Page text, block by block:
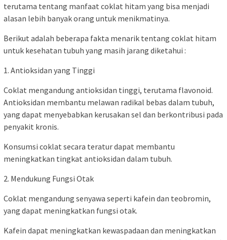
terutama tentang manfaat coklat hitam yang bisa menjadi
alasan lebih banyak orang untuk menikmatinya.
Berikut adalah beberapa fakta menarik tentang coklat hitam
untuk kesehatan tubuh yang masih jarang diketahui :
1. Antioksidan yang Tinggi
Coklat mengandung antioksidan tinggi, terutama flavonoid.
Antioksidan membantu melawan radikal bebas dalam tubuh,
yang dapat menyebabkan kerusakan sel dan berkontribusi pada
penyakit kronis.
Konsumsi coklat secara teratur dapat membantu
meningkatkan tingkat antioksidan dalam tubuh.
2. Mendukung Fungsi Otak
Coklat mengandung senyawa seperti kafein dan teobromin,
yang dapat meningkatkan fungsi otak.
Kafein dapat meningkatkan kewaspadaan dan meningkatkan